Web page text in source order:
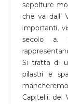
sepolture
che va dall’
importanti,
secolo a.
Si tratta di
pilastri e
Capitelli, del